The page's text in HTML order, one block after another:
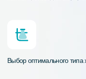
Выбор оптимального типа